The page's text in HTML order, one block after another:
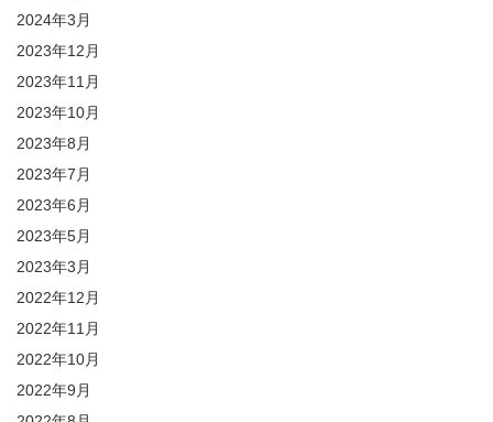
2024年3月
2023年12月
2023年11月
2023年10月
2023年8月
2023年7月
2023年6月
2023年5月
2023年3月
2022年12月
2022年11月
2022年10月
2022年9月